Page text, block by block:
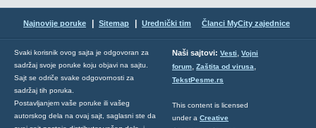
Najnovije poruke Sitemap Urednički tim Članci MyCity zajednice
Svaki korisnik ovog sajta je odgovoran za
sadržaj svoje poruke koju objavi na sajtu.
Sajt se odriče svake odgovornosti za
sadržaj tih poruka.
Postavljanjem vaše poruke ili vašeg
autorskog dela na ovaj sajt, saglasni ste da
Naši sajtovi: Vesti, Vojni
forum, Zaštita od virusa,
TekstPesme.rs
This content is licensed
under a Creative